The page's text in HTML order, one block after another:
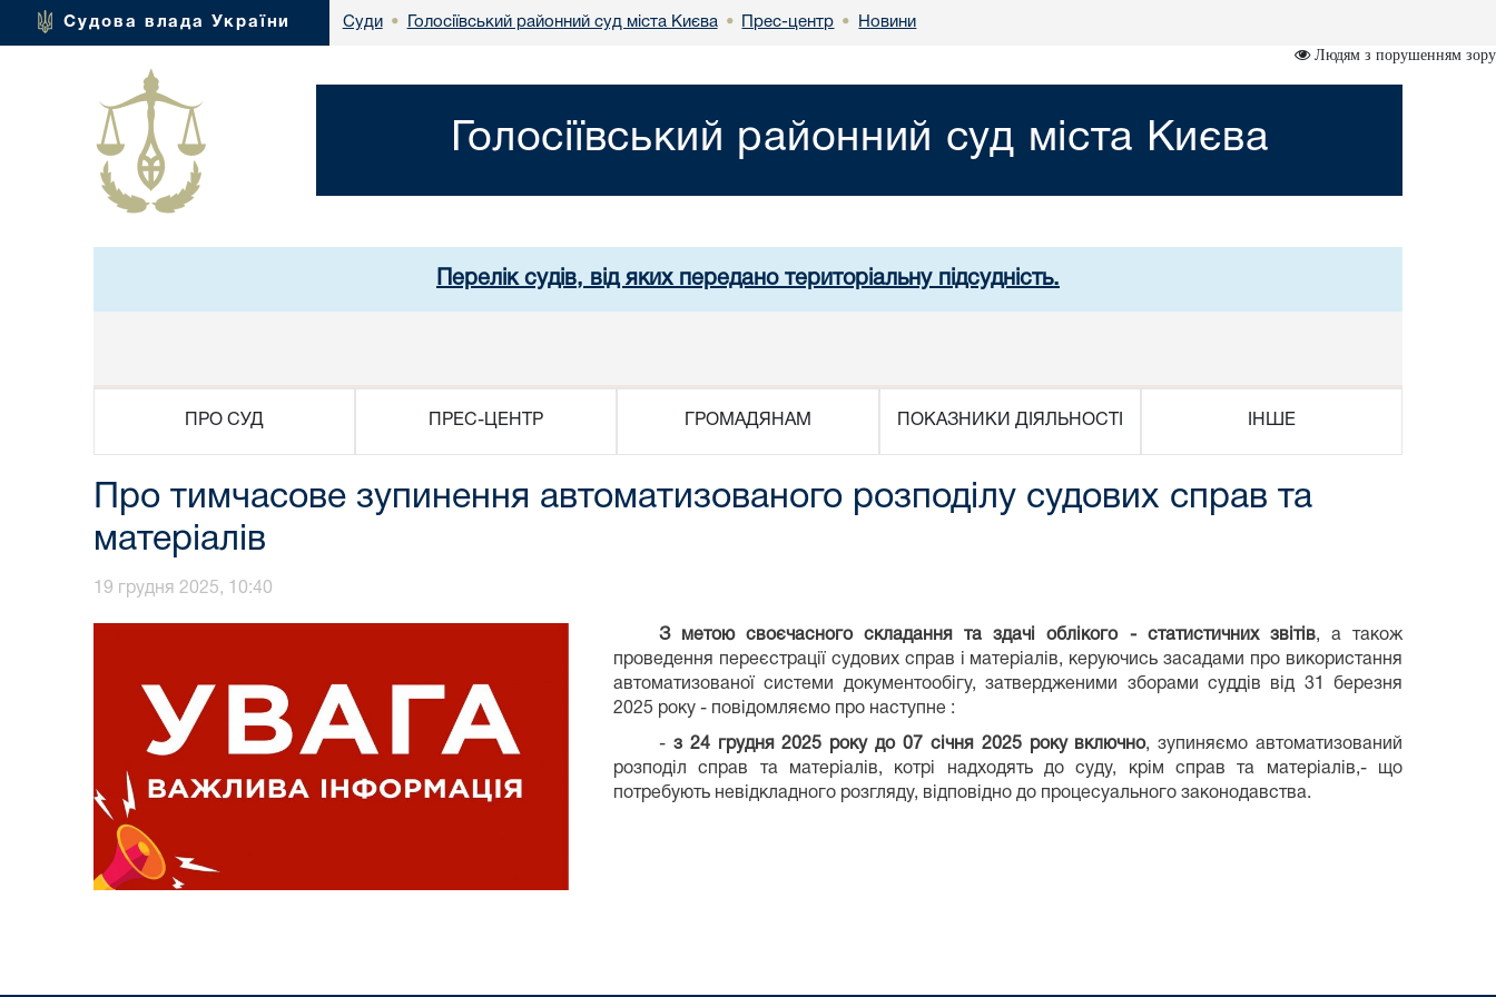
Судова влада України Суди • Голосіївський районний суд міста Києва • Прес-центр • Новини
Людям з порушенням зору
Голосіївський районний суд міста Києва
Перелік судів, від яких передано територіальну підсудність.
ПРО СУД ПРЕС-ЦЕНТР ГРОМАДЯНАМ ПОКАЗНИКИ ДІЯЛЬНОСТІ ІНШЕ
Про тимчасове зупинення автоматизованого розподілу судових справ та
матеріалів
19 грудня 2025, 10:40
З метою своєчасного складання та здачі облікого - статистичних звітів, а також
проведення переєстрації судових справ і матеріалів, керуючись засадами про використання
автоматизованої системи документообігу, затвердженими зборами суддів від 31 березня
2025 року - повідомляємо про наступне :
- з 24 грудня 2025 року до 07 січня 2025 року включно, зупиняємо автоматизований
розподіл справ та матеріалів, котрі надходять до суду, крім справ та матеріалів,- що
потребують невідкладного розгляду, відповідно до процесуального законодавства.